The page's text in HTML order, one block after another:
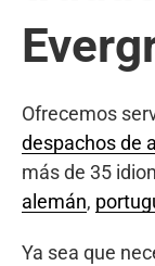
Ofrecemos
despachos de
más de 35
alemán,
Ya sea que